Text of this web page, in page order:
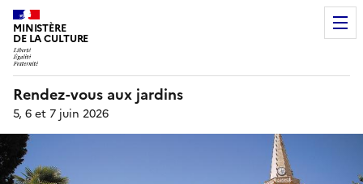
MINISTÈRE
DE LA CULTURE
Rendez-vous aux jardins
5, 6 et 7 juin 2026